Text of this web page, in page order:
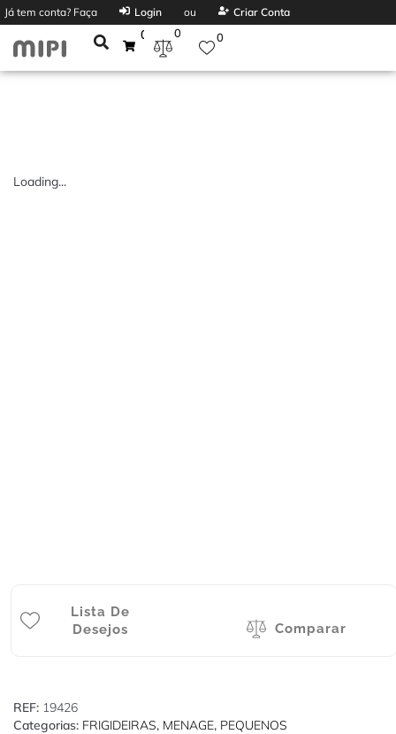
Já tem conta? Faça Login ou Criar Conta
0 0 0
Loading...
Lista De
Desejos
Comparar
REF: 19426
Categorias: FRIGIDEIRAS, MENAGE, PEQUENOS